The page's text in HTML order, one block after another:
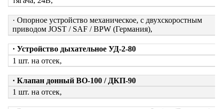
· Опорное устройство механическое, с двухскоростным
приводом JOST / SAF / BPW (Германия),
· Устройство дыхательное УД-2-80
1 шт. на отсек,
· Клапан донный ВО-100 / ДКП-90
1 шт. на отсек,